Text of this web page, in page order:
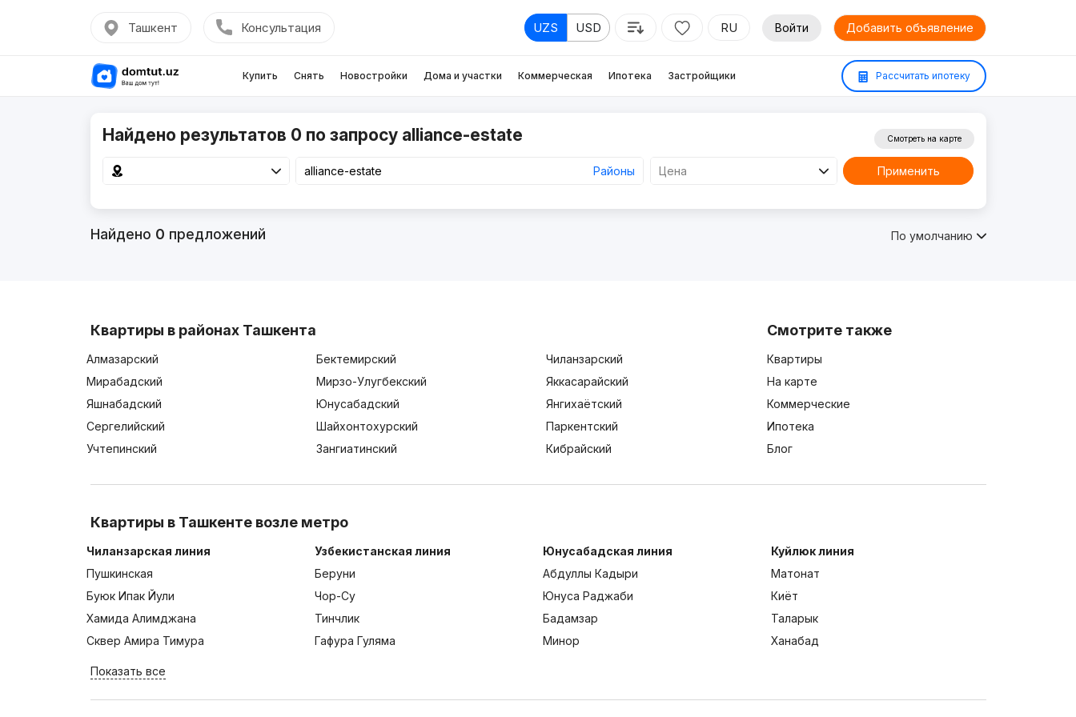
Ташкент Консультация UZS USD RU Войти Добавить объявление
Купить Снять Новостройки Дома и участки Коммерческая Ипотека Застройщики Рассчитать ипотеку
Найдено результатов 0 по запросу alliance-estate
Районы Цена
Смотреть на карте
Применить
Найдено 0 предложений По умолчанию
Квартиры в районах Ташкента
Алмазарский Бектемирский
Чиланзарский
Мирабадский
Мирзо-Улугбекский
Яккасарайский
Яшнабадский
Юнусабадский
Янгихаётский
Сергелийский
Шайхонтохурский
Паркентский
Учтепинский
Зангиатинский Кибрайский
Смотрите также
Квартиры
На карте
Коммерческие
Ипотека
Блог
Квартиры в Ташкенте возле метро
Чиланзарская линия
Пушкинская
Буюк Ипак Йули
Хамида Алимджана
Сквер Амира Тимура
Узбекистанская линия
Беруни
Чор-Су
Тинчлик
Гафура Гуляма
Юнусабадская линия
Абдуллы Кадыри
Юнуса Раджаби
Бадамзар
Минор
Куйлюк линия
Матонат
Киёт
Таларык
Ханабад
Показать все